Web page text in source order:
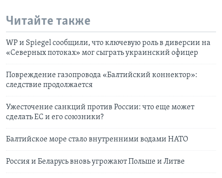
Читайте также
WP и Spiegel сообщили, что ключевую роль в диверсии на
«Северных потоках» мог сыграть украинский офицер
Повреждение газопровода «Балтийский коннектор»:
следствие продолжается
Ужесточение санкций против России: что еще может
сделать ЕС и его союзники?
Балтийское море стало внутренними водами НАТО
Россия и Беларусь вновь угрожают Польше и Литве